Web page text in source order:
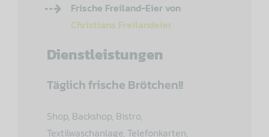
Frische Freiland-Eier von
Christians Freilandeier
Dienstleistungen
Täglich frische Brötchen!!
Shop, Backshop, Bistro,
Textilwaschanlage, Telefonkarten,